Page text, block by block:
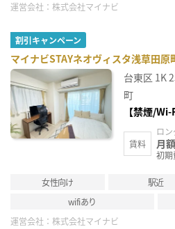
運営会社： 株式会社マイナビ
割引キャンペーン
マイナビSTAYネオヴィスタ浅草田
台東区 1K
町
【禁煙/Wi-
賃料
ロ
月
初
女性向け 駅近
wifiあり
運営会社： 株式会社マイナビ